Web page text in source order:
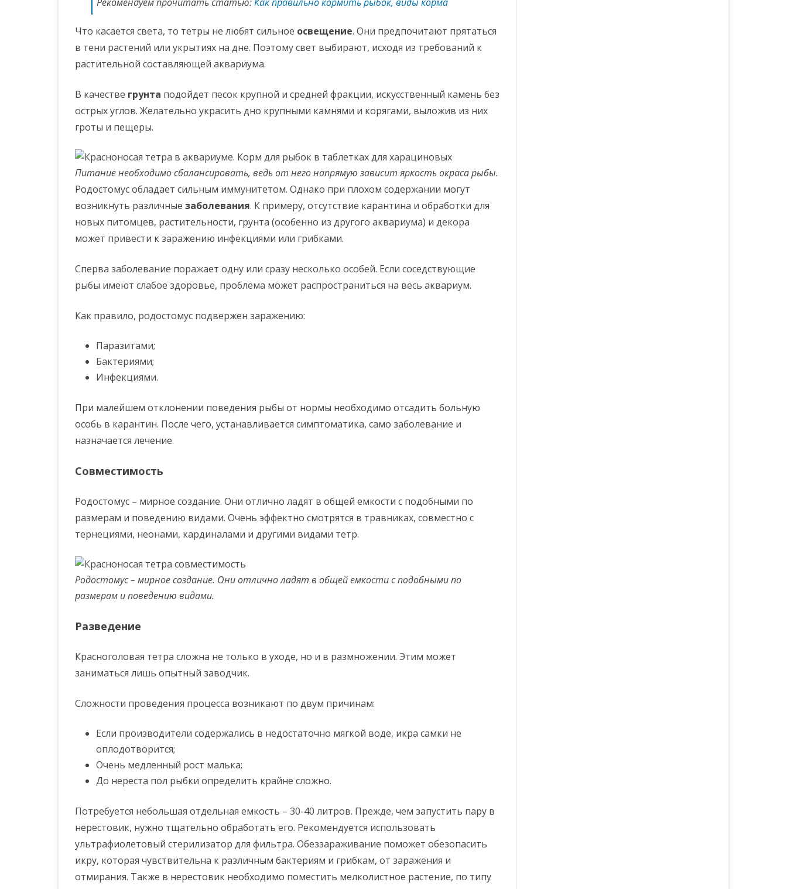
Что касается света, то тетры не любят сильное освещение. Они предпочитают прятаться
в тени растений или укрытиях на дне. Поэтому свет выбирают, исходя из требований к
растительной составляющей аквариума.
В качестве грунта подойдет песок крупной и средней фракции, искусственный камень без
острых углов. Желательно украсить дно крупными камнями и корягами, выложив из них
гроты и пещеры.
Питание необходимо сбалансировать, ведь от него напрямую зависит яркость окраса рыбы.
Родостомус обладает сильным иммунитетом. Однако при плохом содержании могут
возникнуть различные заболевания. К примеру, отсутствие карантина и обработки для
новых питомцев, растительности, грунта (особенно из другого аквариума) и декора
может привести к заражению инфекциями или грибками.
Сперва заболевание поражает одну или сразу несколько особей. Если соседствующие
рыбы имеют слабое здоровье, проблема может распространиться на весь аквариум.
Как правило, родостомус подвержен заражению:
Паразитами;
Бактериями;
Инфекциями.
При малейшем отклонении поведения рыбы от нормы необходимо отсадить больную
особь в карантин. После чего, устанавливается симптоматика, само заболевание и
назначается лечение.
Совместимость
Родостомус – мирное создание. Они отлично ладят в общей емкости с подобными по
размерам и поведению видами. Очень эффектно смотрятся в травниках, совместно с
тернециями, неонами, кардиналами и другими видами тетр.
Родостомус – мирное создание. Они отлично ладят в общей емкости с подобными по
размерам и поведению видами.
Разведение
Красноголовая тетра сложна не только в уходе, но и в размножении. Этим может
заниматься лишь опытный заводчик.
Сложности проведения процесса возникают по двум причинам:
Если производители содержались в недостаточно мягкой воде, икра самки не
оплодотворится;
Очень медленный рост малька;
До нереста пол рыбки определить крайне сложно.
Потребуется небольшая отдельная емкость – 30-40 литров. Прежде, чем запустить пару в
нерестовик, нужно тщательно обработать его. Рекомендуется использовать
ультрафиолетовый стерилизатор для фильтра. Обеззараживание поможет обезопасить
икру, которая чувствительна к различным бактериям и грибкам, от заражения и
отмирания. Также в нерестовик необходимо поместить мелколистное растение, по типу